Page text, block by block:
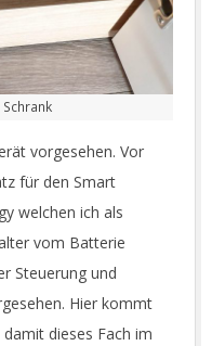
vorgesehen. Vor
für den Smart
welchen ich als
vom Batterie
Steuerung und
Hier kommt
dieses Fach im